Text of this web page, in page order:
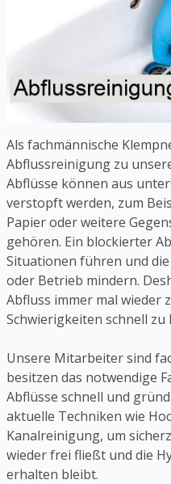
Als fachmännische
Abflussreinigung zu
Abflüsse können aus
verstopft werden, zum
Papier oder weitere
gehören. Ein blockierter
Situationen führen und
oder Betrieb mindern.
Abfluss immer mal wieder
Schwierigkeiten schnell zu
Unsere Mitarbeiter sind
besitzen das notwendige
Abflüsse schnell und
aktuelle Techniken wie
Kanalreinigung, um
wieder frei fließt und die
erhalten bleibt.